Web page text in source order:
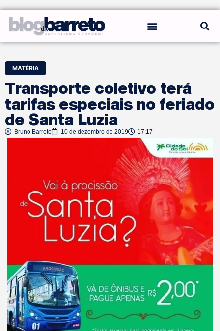
MATÉRIA
Transporte coletivo terá
tarifas especiais no feriado
de Santa Luzia
Bruno Barreto 10 de dezembro de 2019 17:17